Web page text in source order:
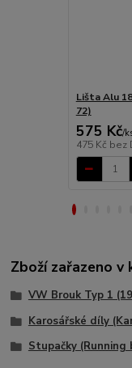
Lišta Alu
72)
575 Kč/
475 Kč bez
Zboží zařazeno v
VW Brouk Typ 1
Karosářské díly
Stupačky (Running